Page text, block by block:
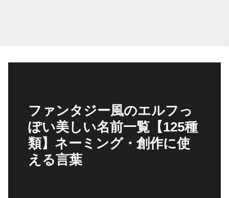
ファンタジー風のエルフっ
ぽい美しい名前一覧【125種
類】ネーミング・創作に使
える言葉